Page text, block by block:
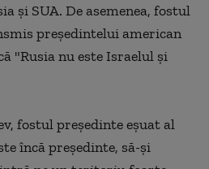
şi SUA. De asemenea, fostul
preşedintelui american
"Rusia nu este Israelul şi
fostul preşedinte eşuat al
încă preşedinte, să-şi